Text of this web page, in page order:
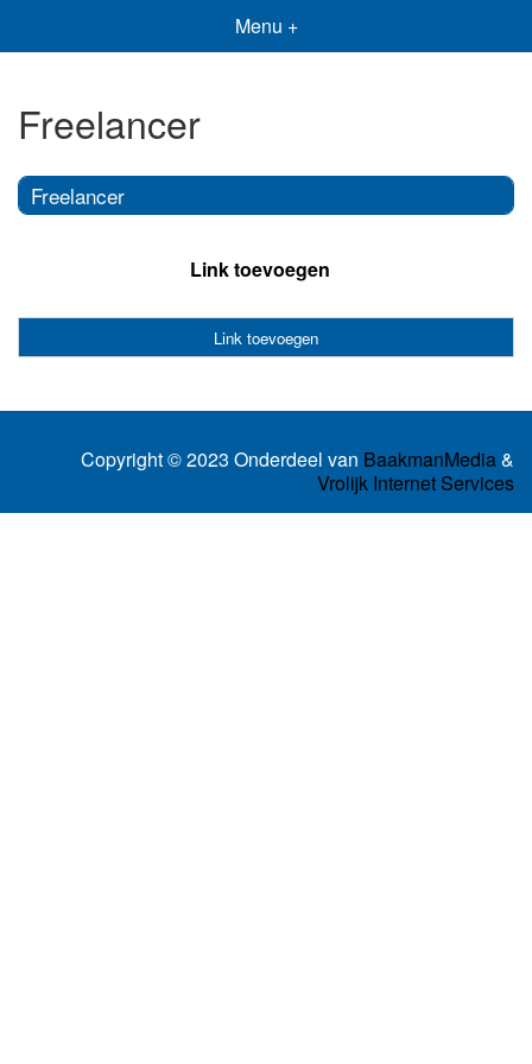
Menu +
Freelancer
Freelancer
Link toevoegen
Link toevoegen
Copyright © 2023 Onderdeel van BaakmanMedia&
Vrolijk Internet Services